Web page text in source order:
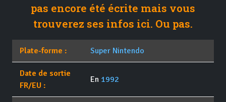
pas encore été écrite mais vous
trouverez ses infos ici. Ou pas.
Plate-forme : Super Nintendo
Date de sortie
FR/EU :
En 1992